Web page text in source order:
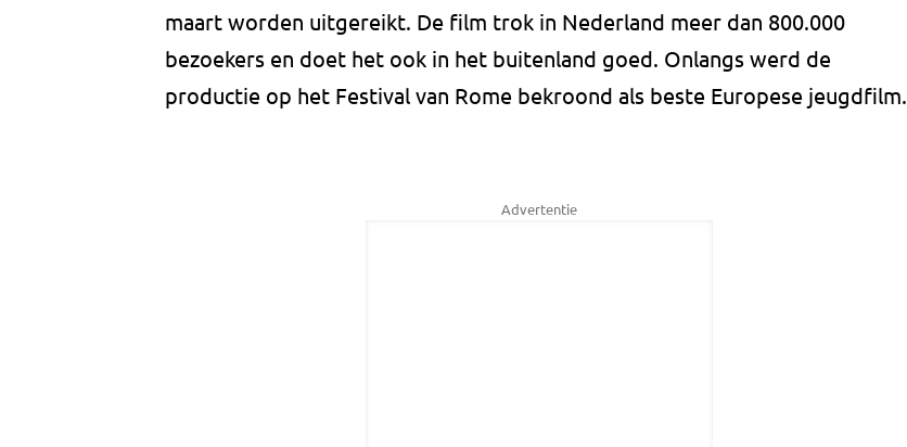
maart worden uitgereikt. De film trok in Nederland meer dan 800.000
bezoekers en doet het ook in het buitenland goed. Onlangs werd de
productie op het Festival van Rome bekroond als beste Europese jeugdfilm.
Advertentie